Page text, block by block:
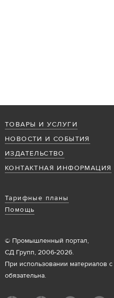
ТОВАРЫ И УСЛУГИ
НОВОСТИ И СОБЫТИЯ
ИЗДАТЕЛЬСТВО
КОНТАКТНАЯ ИНФОРМАЦИЯ
Тарифные планы
Помощь
© Промышленный портал,
СД Групп, 2006-2026.
При использовании материалов
обязательна.